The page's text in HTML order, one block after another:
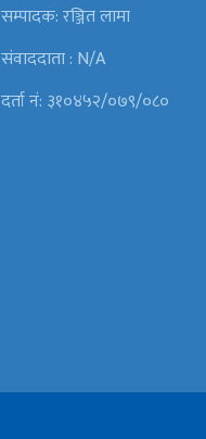
सम्पादक: रञ्जित लामा
संवाददाता : N/A
दर्ता नं: ३१०४५२/०७९/०८०